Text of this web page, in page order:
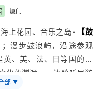
条清泉渗流的峡谷，大红
少数民族风俗习惯。
梦之泉表演 法国ECA2设
，讲述的是中国武夷山
（XIA）：就像利斧开一
米，从中漏进天光一线，
门，到达后入住酒店。
厦门
上花园、音乐之岛-
【鼓
；漫步鼓浪屿，沿途参观
英、美、法、日等国的公
化的渊源。一边聆听导游
人故事，一边欣赏偶尔从
部 ▼